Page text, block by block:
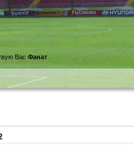
Вас Фанат